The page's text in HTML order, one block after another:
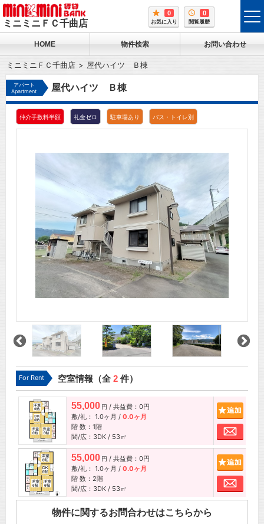
ミニミニＦＣ千曲店
0
お気に入り
0
閲覧履歴
HOME 物件検索 お問い合わせ
ミニミニＦＣ千曲店 屋代ハイツ Ｂ棟
アパート
Apartment
屋代ハイツ Ｂ棟
仲介手数料半額 礼金ゼロ 駐車場あり バス・トイレ別
For Rent 空室情報（全2件）
55,000 円 / 共益費：0円
敷/礼： 1.0ヶ月 / 0.0ヶ月
階 数：1階
間/広：3DK / 53㎡
お問
55,000 円 / 共益費：0円
敷/礼： 1.0ヶ月 / 0.0ヶ月
階 数：2階
間/広：3DK / 53㎡
お問
物件に関するお問合わせはこちらから